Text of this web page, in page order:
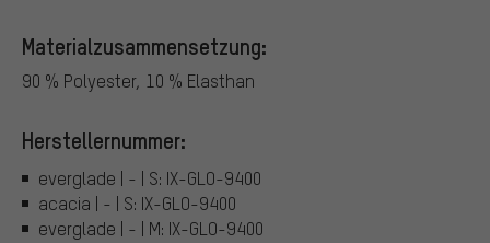
Materialzusammensetzung:
90 % Polyester, 10 % Elasthan
Herstellernummer:
everglade | - | S: IX-GLO-9400
acacia | - | S: IX-GLO-9400
everglade | - | M: IX-GLO-9400